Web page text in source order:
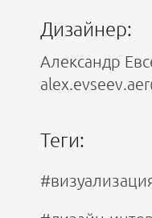
Дизайнер:
Александр
Теги: